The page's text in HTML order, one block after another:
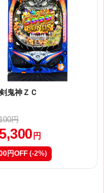
鬼神ＺＣ
円
円
円OFF (-2%)